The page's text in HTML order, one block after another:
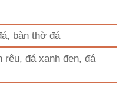
bàn thờ đá
rêu, đá xanh đen, đá